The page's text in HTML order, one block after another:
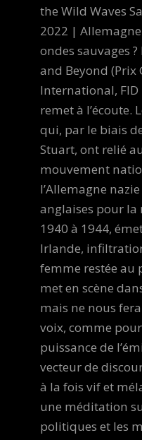
the Wild Waves
2022 |
ondes sauvages
and Beyond (Prix
International, FID
remet à l’écoute.
qui, par le biais
Stuart, ont relié
mouvement
l’Allemagne
anglaises pour
1940 à 1944,
Irlande,
femme restée au
met en scène
mais ne nous
voix, comme
puissance de
vecteur de
à la fois vif et
une méditation
politiques et les